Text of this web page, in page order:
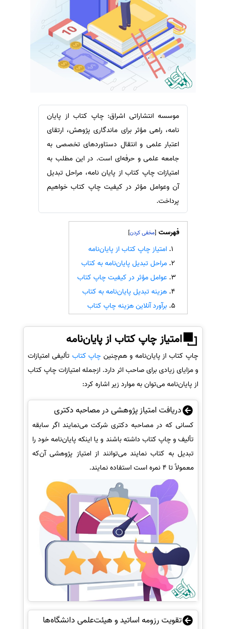
ترجمه عربی به فارسی
مشاهده همه زبان ها
سفارش ویرایش
سفارش پارافریز
سفارش فرمت‌بندی
سفارش کاهش کمیت
سفارش معرفی مجله
سفارش معرفی مقاله
سفارش معرفی کتاب
سفارش چکیده مبسوط
سفارش ترجمه مولتی‌مدیا
سفارش گویندگی
سفارش تولید محتوا
سفارش ترجمه همزمان
سفارش چکیده گرافیکی
سفارش تهیه کاورلتر
موسسه انتشاراتی اشراق: چاپ کتاب از پایان
نامه، راهی مؤثر برای ماندگاری پژوهش، ارتقای
اعتبار علمی و انتقال دستاوردهای تخصصی به
جامعه علمی و حرفه‌ای است. در این مطلب به
امتیازات چاپ کتاب از پایان نامه، مراحل تبدیل
آن وعوامل مؤثر در کیفیت چاپ کتاب خواهیم
پرداخت.
فهرست [
]
امتیاز چاپ کتاب از پایان‌نامه
مراحل تبدیل پایان‌نامه به کتاب
عوامل مؤثر در کیفیت چاپ کتاب
هزینه تبدیل پایان‌نامه به کتاب
برآورد آنلاین هزینه چاپ کتاب
امتیاز چاپ کتاب از پایان‌نامه
چاپ کتاب از پایان‌نامه و هم‌چنین چاپ کتاب تألیفی امتیازات
و مزایای زیادی برای صاحب اثر دارد. ازجمله امتیازات چاپ کتاب
از پایان‌نامه می‌توان به موارد زیر اشاره کرد:
دریافت امتیاز پژوهشی در مصاحبه دکتری
کسانی که در مصاحبه دکتری شرکت می‌نمایند اگر سابقه
تألیف و چاپ کتاب داشته باشند و یا اینکه پایان‌نامه خود را
تبدیل به کتاب نمایند می‌توانند از امتیاز پژوهشی آن‌که
معمولاً تا 4 نمره است استفاده نمایند.
تقویت رزومه اساتید و هیئت‌علمی دانشگاه‌ها